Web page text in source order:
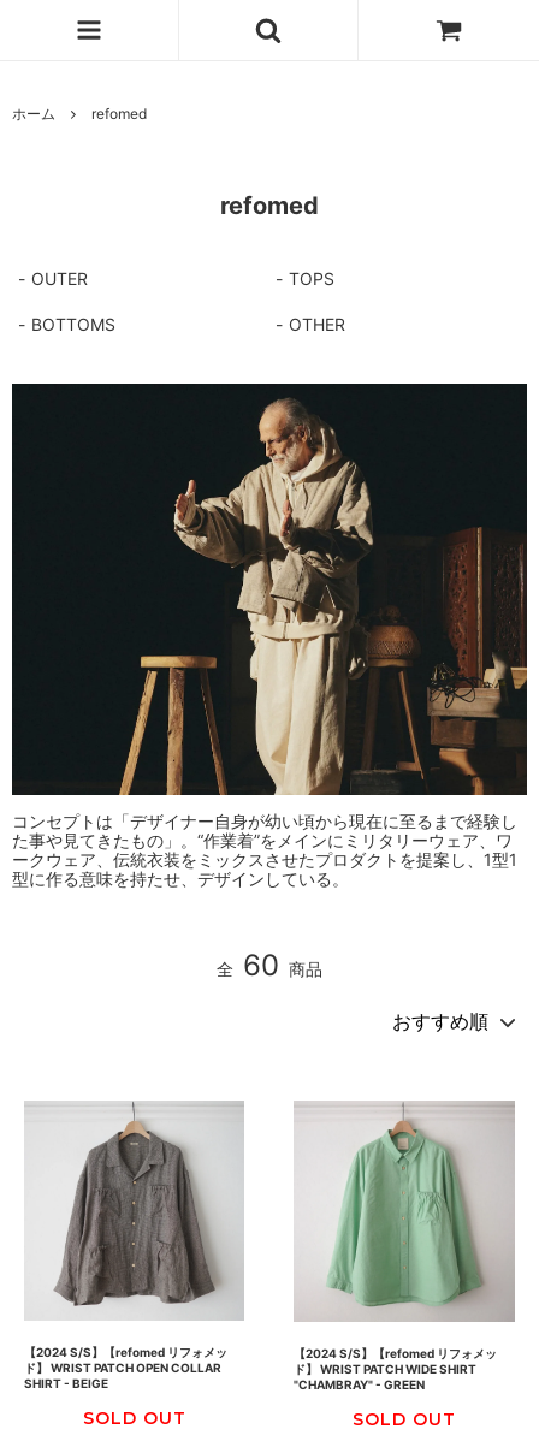
ホーム refomed
refomed
OUTER TOPS
BOTTOMS OTHER
コンセプトは「デザイナー自身が幼い頃から現在に至るまで経験し
た事や見てきたもの」。“作業着”をメインにミリタリーウェア、ワ
ークウェア、伝統衣装をミックスさせたプロダクトを提案し、1型1
型に作る意味を持たせ、デザインしている。
全 60 商品
【2024 S/S】【refomed リフォメッ
ド】 WRIST PATCH OPEN COLLAR
SHIRT - BEIGE
SOLD OUT
【2024 S/S】【refomed リフォメッ
ド】 WRIST PATCH WIDE SHIRT
"CHAMBRAY" - GREEN
SOLD OUT